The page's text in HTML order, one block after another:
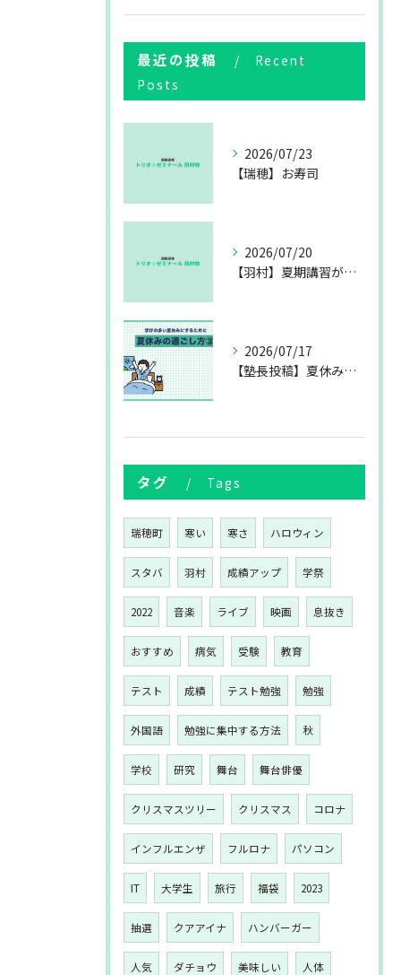
最近の投稿
Recent
Posts
2026/07/23
【瑞穂】お寿司
2026/07/20
【羽村】夏期講習が始まりました
2026/07/17
【塾長投稿】夏休みの過ごし方③
タグ Tags
瑞穂町 寒い 寒さ ハロウィン
スタバ 羽村 成績アップ 学祭
2022 音楽 ライブ 映画 息抜き
おすすめ 病気 受験 教育
テスト 成績 テスト勉強 勉強
外国語 勉強に集中する方法 秋
学校 研究 舞台 舞台俳優
クリスマスツリー クリスマス コロナ
インフルエンザ フルロナ パソコン
IT 大学生 旅行 福袋 2023
抽選 クアアイナ ハンバーガー
人気 ダチョウ 美味しい 人体